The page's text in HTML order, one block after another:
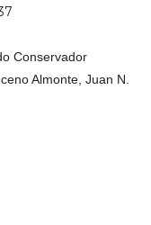
Conservador
Almonte, Juan N.